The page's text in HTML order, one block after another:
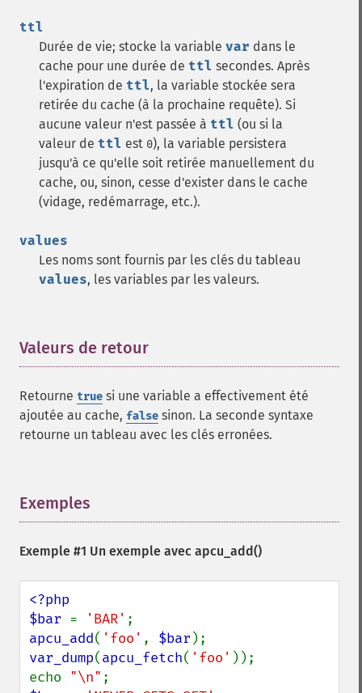
ttl
Durée de vie; stocke la variable var dans le
cache pour une durée de ttl secondes. Après
l'expiration de ttl, la variable stockée sera
retirée du cache (à la prochaine requête). Si
aucune valeur n'est passée à ttl (ou si la
valeur de ttl est 0), la variable persistera
jusqu'à ce qu'elle soit retirée manuellement du
cache, ou, sinon, cesse d'exister dans le cache
(vidage, redémarrage, etc.).
values
Les noms sont fournis par les clés du tableau
values, les variables par les valeurs.
Valeurs de retour
Retourne true si une variable a effectivement été
ajoutée au cache, false sinon. La seconde syntaxe
retourne un tableau avec les clés erronées.
Exemples
Exemple #1 Un exemple avec apcu_add()
<?php
$bar = 'BAR'
apcu_add( 'foo' , $bar
var_dump(apcu_fetch( 'foo' ));
echo "\n"